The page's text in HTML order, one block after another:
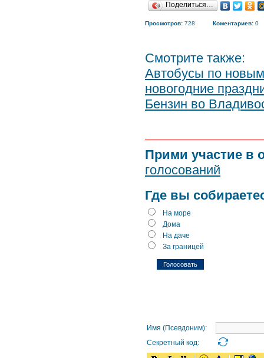
Поделиться…
Просмотров: 728 Коментариев: 0
Смотрите также:
Автобусы по новым
новогодние
Бензин во
Прими участие в
голосований
Где вы
На море
Дома
На даче
За границей
Имя (Псевдоним):
Секретный код: